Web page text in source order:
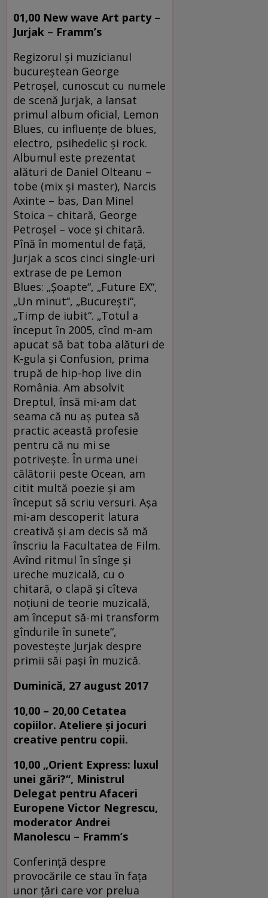
01,00 New wave Art party –
Jurjak – Framm’s
Regizorul și muzicianul
bucureștean George
Petroșel, cunoscut cu numele
de scenă Jurjak, a lansat
primul album oficial, Lemon
Blues, cu influențe de blues,
electro, psihedelic și rock.
Albumul este prezentat
alături de Daniel Olteanu –
tobe (mix și master), Narcis
Axinte – bas, Dan Minel
Stoica – chitară, George
Petroșel – voce şi chitară.
Pînă în momentul de față,
Jurjak a scos cinci single-uri
extrase de pe Lemon
Blues: „Șoapte“, „Future EX“,
„Un minut“, „București“,
„Timp de iubit“. „Totul a
început în 2005, cînd m-am
apucat să bat toba alături de
K-gula şi Confusion, prima
trupă de hip-hop live din
România. Am absolvit
Dreptul, însă mi-am dat
seama că nu aş putea să
practic această profesie
pentru că nu mi se
potriveşte. În urma unei
călătorii peste Ocean, am
citit multă poezie şi am
început să scriu versuri. Aşa
mi-am descoperit latura
creativă şi am decis să mă
înscriu la Facultatea de Film.
Avînd ritmul în sînge şi
ureche muzicală, cu o
chitară, o clapă şi cîteva
noţiuni de teorie muzicală,
am început să-mi transform
gîndurile în sunete“,
povesteşte Jurjak despre
primii săi paşi în muzică.
Duminică, 27 august 2017
10,00 – 20,00 Cetatea
copiilor. Ateliere și jocuri
creative pentru copii.
10,00 „Orient Express: luxul
unei gări?“, Ministrul
Delegat pentru Afaceri
Europene Victor Negrescu,
moderator Andrei
Manolescu – Framm’s
Conferință despre
provocările ce stau în fața
unor țări care vor prelua